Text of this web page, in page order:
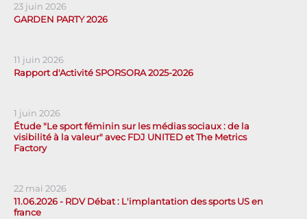
23 juin 2026
GARDEN PARTY 2026
11 juin 2026
Rapport d'Activité SPORSORA 2025-2026
1 juin 2026
Étude "Le sport féminin sur les médias sociaux : de la
visibilité à la valeur" avec FDJ UNITED et The Metrics
Factory
22 mai 2026
11.06.2026 - RDV Débat : L'implantation des sports US en
france